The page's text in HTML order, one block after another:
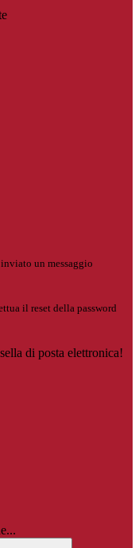
un messaggio
il reset della password
di posta elettronica!